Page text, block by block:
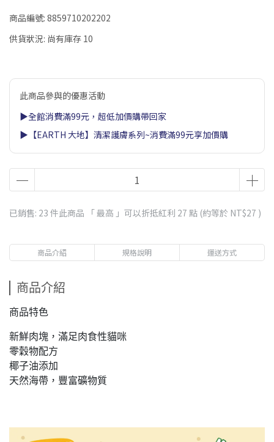
商品編號: 8859710202202
供貨狀況: 尚有庫存 10
此商品參與的優惠活動
▶全館消費滿99元，超低加價購帶回家
▶【EARTH 大地】清潔護膚系列~消費滿99元享加價購
已銷售: 23 件此商品 「 最高 」可以折抵紅利 27 點 (約等於 NT$27 )
商品介紹 規格說明 運送方式
商品介紹
商品特色
新鮮肉塊，滿足肉食性貓咪
零穀物配方
椰子油添加
天然海帶，豐富礦物質